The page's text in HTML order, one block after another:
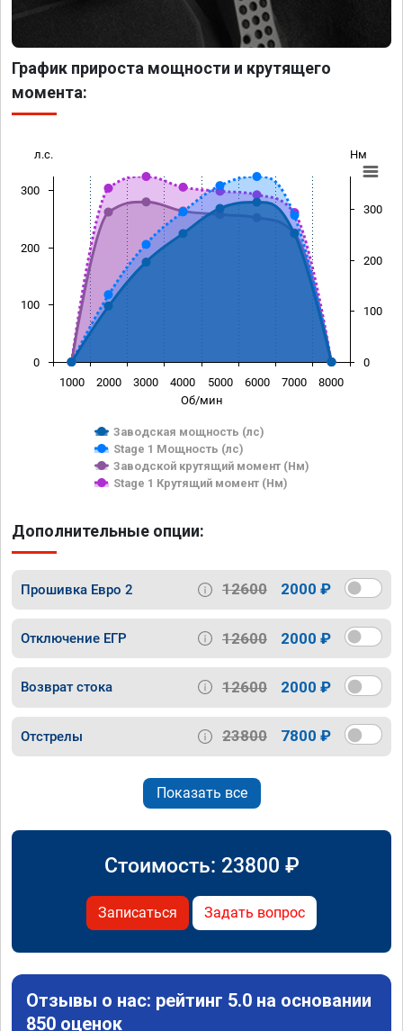
График прироста мощности и крутящего
момента:
Об/мин
л.с. Нм
Заводская мощность (лс)
Stage 1 Мощность (лс)
Заводской крутящий момент (Нм)
Stage 1 Крутящий момент (Нм)
1000 2000 3000 4000 5000 6000 7000 8000
0
100
200
300
0
100
200
300
Дополнительные опции:
Прошивка Евро 2 12600 2000 ₽
Отключение ЕГР 12600 2000 ₽
Возврат стока 12600 2000 ₽
Отстрелы 23800 7800 ₽
Показать все
Стоимость: 23800 ₽
Записаться Задать вопрос
Отзывы о нас: рейтинг 5.0 на основании
850 оценок